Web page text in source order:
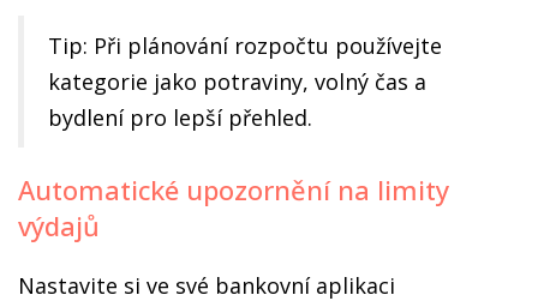
Tip: Při plánování rozpočtu používejte
kategorie jako potraviny, volný čas a
bydlení pro lepší přehled.
Automatické upozornění na limity
výdajů
Nastavite si ve své bankovní aplikaci